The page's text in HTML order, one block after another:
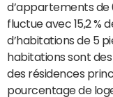
d’appartements de
fluctue avec 15,2 %
d’habitations de 5
habitations sont
des résidences
pourcentage de